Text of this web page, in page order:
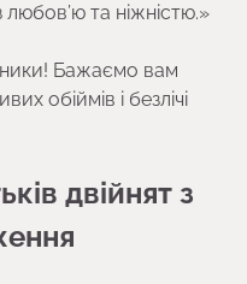
та ніжністю.»
Бажаємо вам
обіймів і безлічі
двійнят з